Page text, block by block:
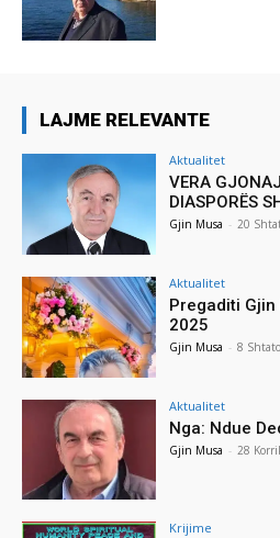
LAJME RELEVANTE
Aktualitet
VERA
DIASPORËS
Gjin Musa - 20
Aktualitet
Pregaditi
2025
Gjin Musa - 8
Aktualitet
Nga: Ndue
Gjin Musa - 28
Krijime